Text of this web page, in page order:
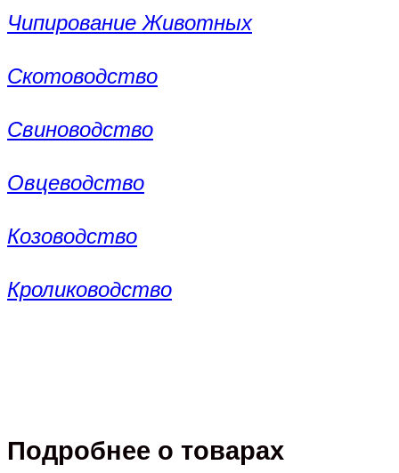
Чипирование Животных
Скотоводство
Свиноводство
Овцеводство
Козоводство
Кролиководство
Подробнее о товарах